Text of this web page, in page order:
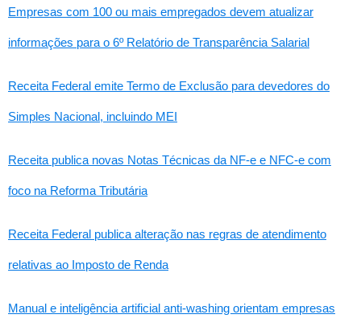
Empresas com 100 ou mais empregados devem atualizar
informações para o 6º Relatório de Transparência Salarial
Receita Federal emite Termo de Exclusão para devedores do
Simples Nacional, incluindo MEI
Receita publica novas Notas Técnicas da NF-e e NFC-e com
foco na Reforma Tributária
Receita Federal publica alteração nas regras de atendimento
relativas ao Imposto de Renda
Manual e inteligência artificial anti-washing orientam empresas